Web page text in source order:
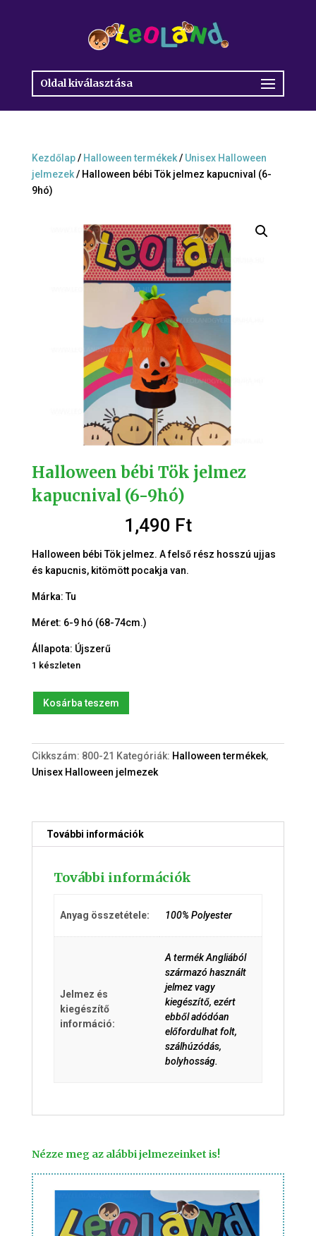
Oldal kiválasztása
Kezdőlap/ Halloween termékek/ Unisex Halloween
jelmezek/ Halloween bébi Tök jelmez kapucnival (6-
9hó)
Halloween bébi Tök jelmez
kapucnival (6-9hó)
1,490 Ft
Halloween bébi Tök jelmez. A felső rész hosszú ujjas
és kapucnis, kitömött pocakja van.
Márka: Tu
Méret: 6-9 hó (68-74cm.)
Állapota: Újszerű
1 készleten
Halloween
bébi
jelmez
kapucnival
(6-
Kosárba teszem
Cikkszám: 800-21 Kategóriák: Halloween termékek,
Unisex Halloween jelmezek
További információk
További információk
Anyag összetétele: 100% Polyester
Jelmez és
kiegészítő
információ:
A termék Angliából
származó használt
jelmez vagy
kiegészítő, ezért
ebből adódóan
előfordulhat folt,
szálhúzódás,
bolyhosság.
Nézze meg az alábbi jelmezeinket is!